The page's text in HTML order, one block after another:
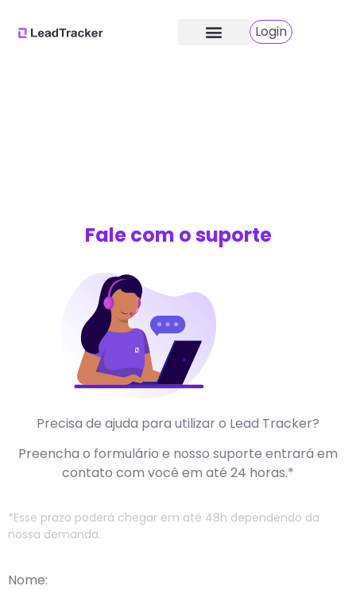
Login
Fale com o suporte
Precisa de ajuda para utilizar o Lead Tracker?
Preencha o formulário e nosso suporte entrará em
contato com você em até 24 horas.*
*Esse prazo poderá chegar em até 48h dependendo da
nossa demanda.
Nome: